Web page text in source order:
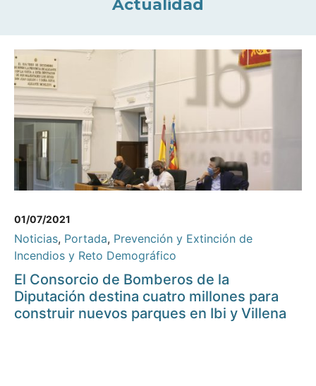
Actualidad
01/07/2021
Noticias, Portada, Prevención y Extinción de
Incendios y Reto Demográfico
El Consorcio de Bomberos de la
Diputación destina cuatro millones para
construir nuevos parques en Ibi y Villena